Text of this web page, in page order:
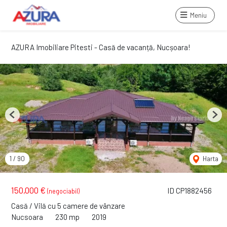
Meniu
AZURA Imobiliare Pitesti - Casă de vacanță, Nucșoara!
ID CP1882456
150,000 € (negociabil)
Casă / Vilă cu 5 camere de vânzare
Nucsoara
230 mp 2019
1 / 90 Harta
Previous Next